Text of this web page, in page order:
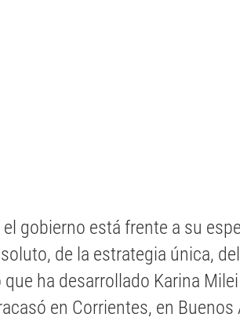
gobierno está frente a su
de la estrategia única,
ha desarrollado Karina
en Corrientes, en Buenos